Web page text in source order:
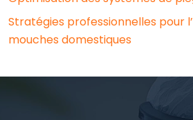
Stratégies professionnelles pour
mouches domestiques